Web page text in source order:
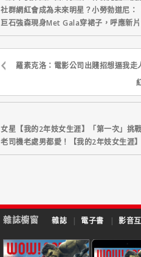
社群網紅會成為未來明星？小勞勃道尼：
巨石強森現身Met Gala穿裙子，呼應新片
羅素克洛：電影公司出賤招想逼我走
女星【我的2年妓女生涯】「第一次」挑
老司機老處男都愛！【我的2年妓女生涯
雜誌櫥窗 雜誌 | 電子書 | 影音